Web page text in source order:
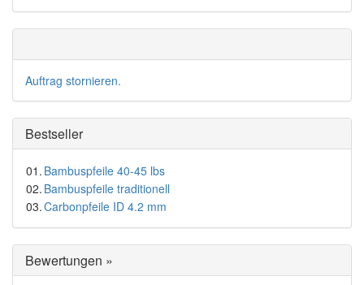
Auftrag stornieren.
Bestseller
01. Bambuspfeile 40-45 lbs
02. Bambuspfeile traditionell
03.Carbonpfeile ID 4.2 mm
Bewertungen »